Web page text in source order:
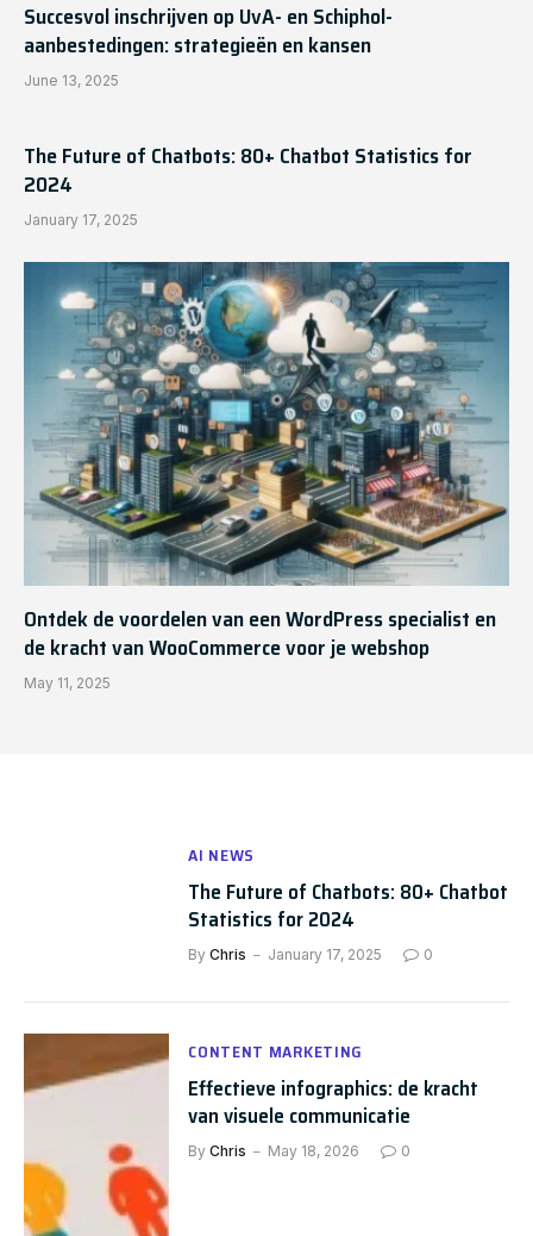
Succesvol inschrijven op UvA- en Schiphol-
aanbestedingen: strategieën en kansen
June 13, 2025
The Future of Chatbots: 80+ Chatbot Statistics for
2024
January 17, 2025
Ontdek de voordelen van een WordPress specialist en
de kracht van WooCommerce voor je webshop
May 11, 2025
AI NEWS
The Future of Chatbots: 80+ Chatbot
Statistics for 2024
By Chris January 17, 2025 0
CONTENT MARKETING
Effectieve infographics: de kracht
van visuele communicatie
By Chris May 18, 2026 0